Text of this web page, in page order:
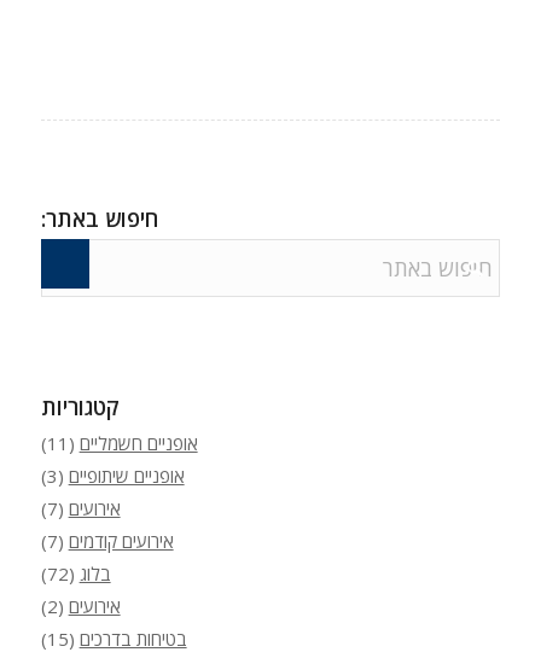
חיפוש באתר:
קטגוריות
אופניים חשמליים (11)
אופניים שיתופיים (3)
אירועים (7)
אירועים קודמים (7)
בלוג (72)
אירועים (2)
בטיחות בדרכים (15)